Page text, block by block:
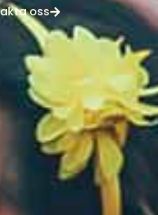
oss